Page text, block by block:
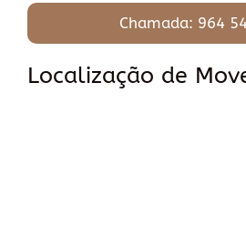
Chamada: 964
Localização de